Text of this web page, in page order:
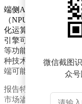
端侧AI智能手表的核
（NPU），能够独立
化运算。以Apple
引擎可实现Siri语音交
等功能的离线运行，
种技术架构既提升了
端可能带来的隐私风
报告特别指出，2026
市场渗透率突破25%
微信截图
众